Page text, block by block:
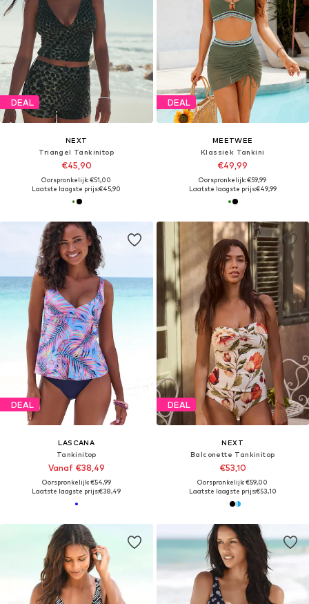
DEAL
NEXT
Triangel Tankinitop
€45,90
Oorspronkelijk: €51,00
Laatste laagste prijs:€45,90
DEAL
MEETWEE
Klassiek Tankini
€49,99
Oorspronkelijk: €59,99
Laatste laagste prijs:€49,99
DEAL
LASCANA
Tankinitop
Vanaf €38,49
Oorspronkelijk: €54,99
Laatste laagste prijs:€38,49
DEAL
NEXT
Balconette Tankinitop
€53,10
Oorspronkelijk: €59,00
Laatste laagste prijs:€53,10